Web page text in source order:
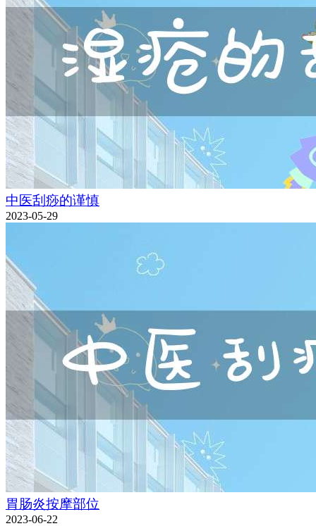
中医刮痧的谨慎
2023-05-29
胃肠炎按摩部位
2023-06-22